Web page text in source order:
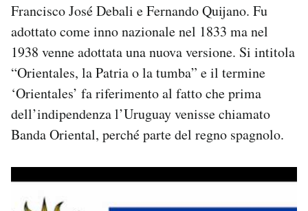
Francisco José Debali e Fernando Quijano. Fu
adottato come inno nazionale nel 1833 ma nel
1938 venne adottata una nuova versione. Si intitola
“Orientales, la Patria o la tumba” e il termine
‘Orientales’ fa riferimento al fatto che prima
dell’indipendenza l’Uruguay venisse chiamato
Banda Oriental, perché parte del regno spagnolo.